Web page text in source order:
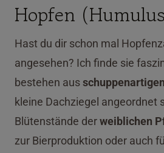
Hopfen
Hast du dir schon mal
angesehen? Ich finde sie
bestehen aus
kleine Dachziegel angeordnet
Blütenstände derweiblichen
zur Bierproduktion oder auch